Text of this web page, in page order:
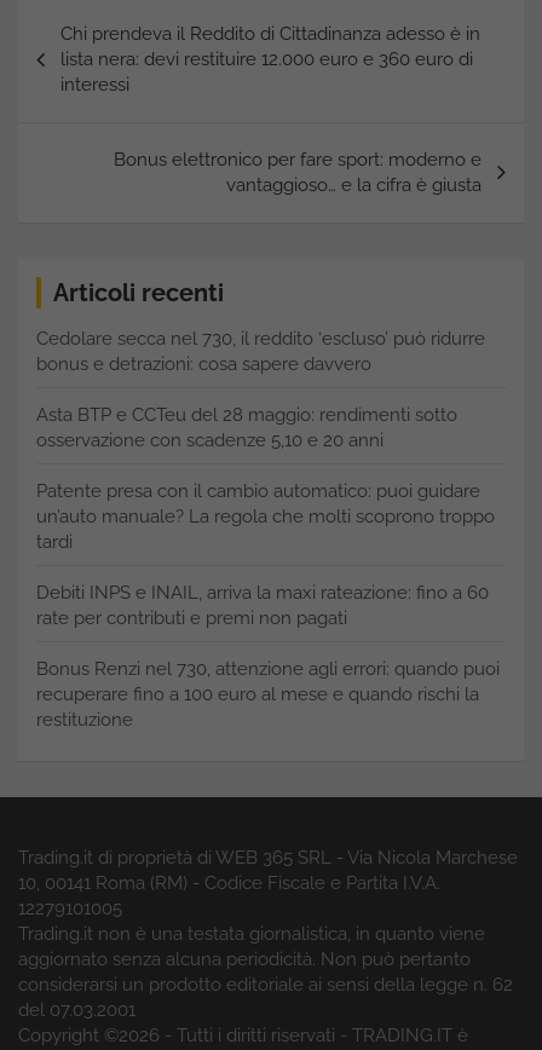
Navigazione
articoli
Chi prendeva il Reddito di Cittadinanza adesso è in
lista nera: devi restituire 12.000 euro e 360 euro di
interessi
Bonus elettronico per fare sport: moderno e
vantaggioso… e la cifra è giusta
Articoli recenti
Cedolare secca nel 730, il reddito ‘escluso’ può ridurre
bonus e detrazioni: cosa sapere davvero
Asta BTP e CCTeu del 28 maggio: rendimenti sotto
osservazione con scadenze 5,10 e 20 anni
Patente presa con il cambio automatico: puoi guidare
un’auto manuale? La regola che molti scoprono troppo
tardi
Debiti INPS e INAIL, arriva la maxi rateazione: fino a 60
rate per contributi e premi non pagati
Bonus Renzi nel 730, attenzione agli errori: quando puoi
recuperare fino a 100 euro al mese e quando rischi la
restituzione
Trading.it di proprietà di WEB 365 SRL - Via Nicola Marchese
10, 00141 Roma (RM) - Codice Fiscale e Partita I.V.A.
12279101005
Trading.it non è una testata giornalistica, in quanto viene
aggiornato senza alcuna periodicità. Non può pertanto
considerarsi un prodotto editoriale ai sensi della legge n. 62
del 07.03.2001
Copyright ©2026 - Tutti i diritti riservati - TRADING.IT è